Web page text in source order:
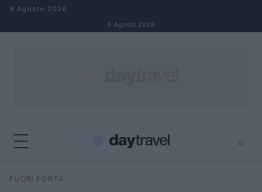
Salta al contenuto
9 Agosto 2026
9 Agosto 2026
⌕
Cerca
FUORI PORTA